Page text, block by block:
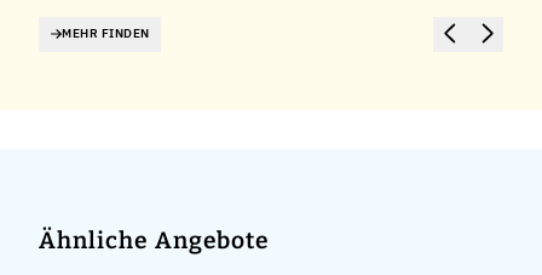
MEHR FINDEN
Ähnliche Angebote